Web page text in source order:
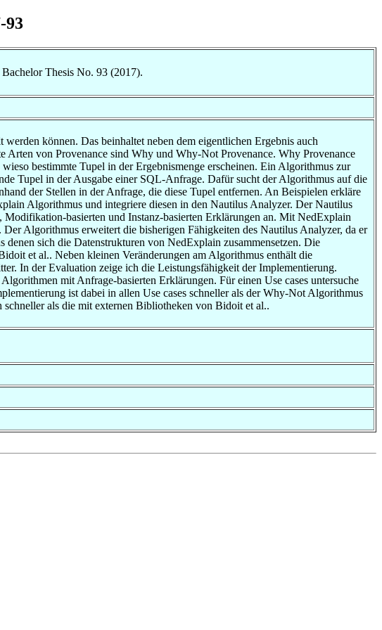
93
Thesis No. 93 (2017).
können. Das beinhaltet neben dem eigentlichen Ergebnis auch
Arten von Provenance sind Why und Why-Not Provenance. Why Provenance
bestimmte Tupel in der Ergebnismenge erscheinen. Ein Algorithmus zur
Tupel in der Ausgabe einer SQL-Anfrage. Dafür sucht der Algorithmus auf die
der Stellen in der Anfrage, die diese Tupel entfernen. An Beispielen erkläre
Algorithmus und integriere diesen in den Nautilus Analyzer. Der Nautilus
basierten und Instanz-basierten Erklärungen an. Mit NedExplain
Algorithmus erweitert die bisherigen Fähigkeiten des Nautilus Analyzer, da er
sich die Datenstrukturen von NedExplain zusammensetzen. Die
et al.. Neben kleinen Veränderungen am Algorithmus enthält die
In der Evaluation zeige ich die Leistungsfähigkeit der Implementierung.
mit Anfrage-basierten Erklärungen. Für einen Use cases untersuche
ist dabei in allen Use cases schneller als der Why-Not Algorithmus
als die mit externen Bibliotheken von Bidoit et al..